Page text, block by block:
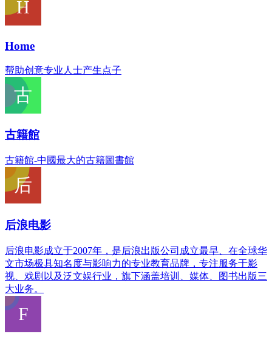
Home
帮助创意专业人士产生点子
古籍館
古籍館-中國最大的古籍圖書館
后浪电影
后浪电影成立于2007年，是后浪出版公司成立最早、在全球华
文市场极具知名度与影响力的专业教育品牌，专注服务于影
视、戏剧以及泛文娱行业，旗下涵盖培训、媒体、图书出版三
大业务。